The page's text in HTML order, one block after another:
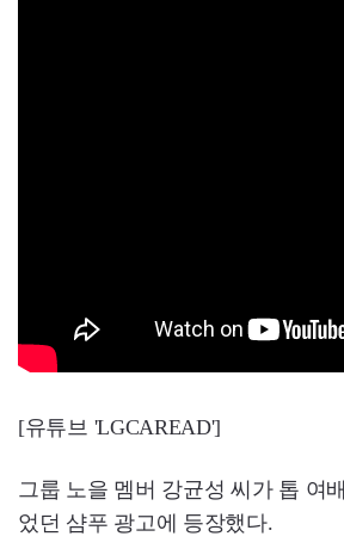
[유튜브 'LGCAREAD']
그룹 노을 멤버 강균성 씨가 톱 여
었던 샴푸 광고에 등장했다.